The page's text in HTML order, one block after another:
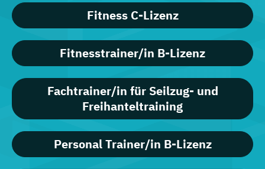
Fitness C-Lizenz
Fitnesstrainer/in B-Lizenz
Fachtrainer/in für Seilzug- und
Freihanteltraining
Personal Trainer/in B-Lizenz